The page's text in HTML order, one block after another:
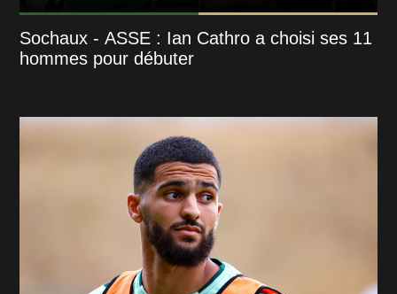
Sochaux - ASSE : Ian Cathro a choisi ses 11
hommes pour débuter